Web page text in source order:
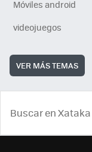
Móviles android
videojuegos
VER MÁS TEMAS